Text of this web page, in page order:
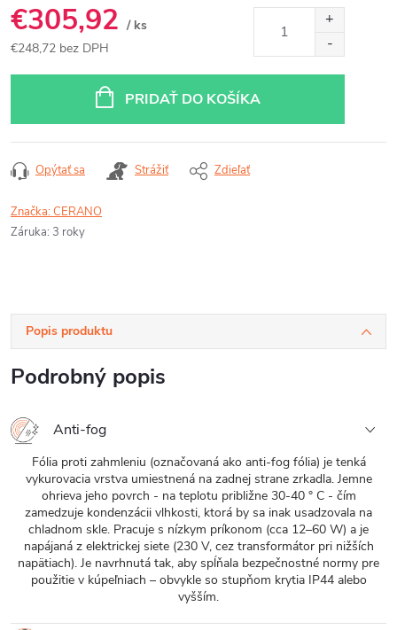
€305,92 / ks
€248,72 bez DPH
PRIDAŤ DO KOŠÍKA
Opýtať sa Strážiť Zdieľať
Značka:CERANO
Záruka: 3 roky
Popis produktu
Podrobný popis
Anti-fog
Fólia proti zahmleniu (označovaná ako anti-fog fólia) je tenká
vykurovacia vrstva umiestnená na zadnej strane zrkadla. Jemne
ohrieva jeho povrch - na teplotu približne 30-40 ° C - čím
zamedzuje kondenzácii vlhkosti, ktorá by sa inak usadzovala na
chladnom skle. Pracuje s nízkym príkonom (cca 12–60 W) a je
napájaná z elektrickej siete (230 V, cez transformátor pri nižších
napätiach). Je navrhnutá tak, aby spĺňala bezpečnostné normy pre
použitie v kúpeľniach – obvykle so stupňom krytia IP44 alebo
vyšším.